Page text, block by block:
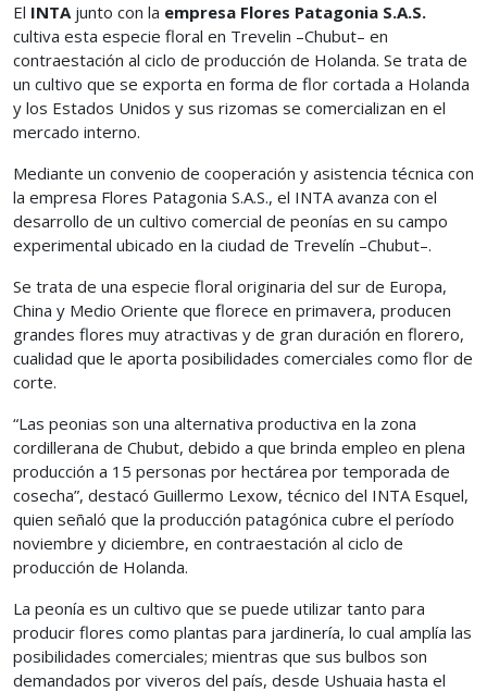
El INTAjunto con la empresa Flores Patagonia S.A.S.
cultiva esta especie floral en Trevelin –Chubut– en
contraestación al ciclo de producción de Holanda. Se trata de
un cultivo que se exporta en forma de flor cortada a Holanda
y los Estados Unidos y sus rizomas se comercializan en el
mercado interno.
Mediante un convenio de cooperación y asistencia técnica con
la empresa Flores Patagonia S.A.S., el INTA avanza con el
desarrollo de un cultivo comercial de peonías en su campo
experimental ubicado en la ciudad de Trevelín –Chubut–.
Se trata de una especie floral originaria del sur de Europa,
China y Medio Oriente que florece en primavera, producen
grandes flores muy atractivas y de gran duración en florero,
cualidad que le aporta posibilidades comerciales como flor de
corte.
“Las peonias son una alternativa productiva en la zona
cordillerana de Chubut, debido a que brinda empleo en plena
producción a 15 personas por hectárea por temporada de
cosecha”, destacó Guillermo Lexow, técnico del INTA Esquel,
quien señaló que la producción patagónica cubre el período
noviembre y diciembre, en contraestación al ciclo de
producción de Holanda.
La peonía es un cultivo que se puede utilizar tanto para
producir flores como plantas para jardinería, lo cual amplía las
posibilidades comerciales; mientras que sus bulbos son
demandados por viveros del país, desde Ushuaia hasta el